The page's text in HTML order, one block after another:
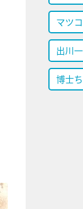
マツ
出川
博士